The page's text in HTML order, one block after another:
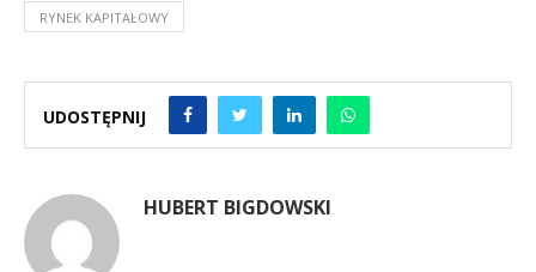
RYNEK KAPITAŁOWY
UDOSTĘPNIJ
HUBERT BIGDOWSKI